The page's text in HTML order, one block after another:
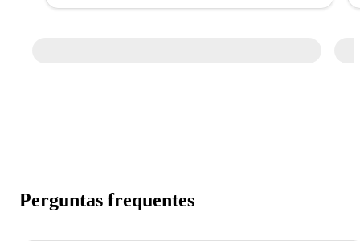
Perguntas frequentes